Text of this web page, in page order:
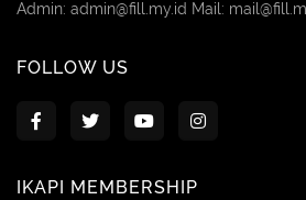
Admin: admin@fill.my.id Mail:
FOLLOW US
IKAPI MEMBERSHIP